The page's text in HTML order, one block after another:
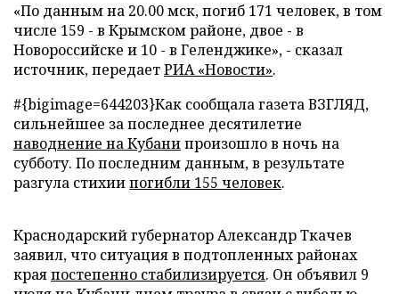
«По данным на 20.00 мск, погиб 171 человек, в том
числе 159 - в Крымском районе, двое - в
Новороссийске и 10 - в Геленджике», - сказал
источник, передаетРИА «Новости».
#{bigimage=644203}Как сообщала газета ВЗГЛЯД,
сильнейшее за последнее десятилетие
наводнение на Кубанипроизошло в ночь на
субботу. По последним данным, в результате
разгула стихиипогибли 155 человек.
Краснодарский губернатор Александр Ткачев
заявил, что ситуация в подтопленных районах
краяпостепенно стабилизируется. Он объявил 9